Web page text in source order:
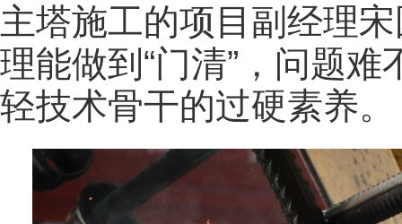
主塔施工的项目副经理
理能做到“门清”，问题
轻技术骨干的过硬素养。